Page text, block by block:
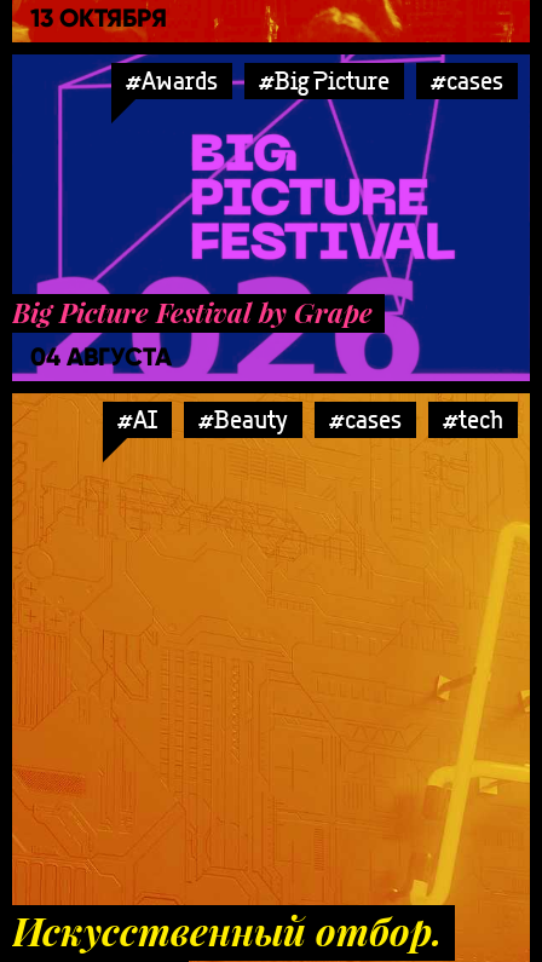
13 ОКТЯБРЯ
#Awards #Big Picture #cases
Big Picture Festival by Grape
04 АВГУСТА
#AI #Beauty #cases #tech
Искусственный отбор.